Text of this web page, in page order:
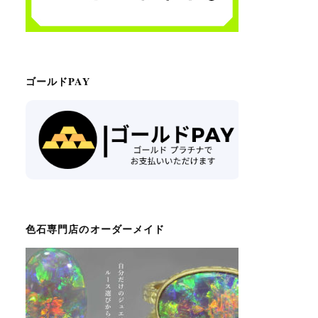
ゴールドPAY
色石専門店のオーダーメイド